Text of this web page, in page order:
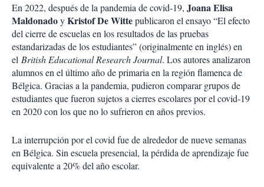
En 2022, después de la pandemia de covid-19, Joana Elisa
MaldonadoyKristof De Wittepublicaron el ensayo “El efecto
del cierre de escuelas en los resultados de las pruebas
estandarizadas de los estudiantes” (originalmente en inglés) en
el British Educational Research Journal. Los autores analizaron
alumnos en el último año de primaria en la región flamenca de
Bélgica. Gracias a la pandemia, pudieron comparar grupos de
estudiantes que fueron sujetos a cierres escolares por el covid-19
en 2020 con los que no lo sufrieron en años previos.
La interrupción por el covid fue de alrededor de nueve semanas
en Bélgica. Sin escuela presencial, la pérdida de aprendizaje fue
equivalente a 20% del año escolar.